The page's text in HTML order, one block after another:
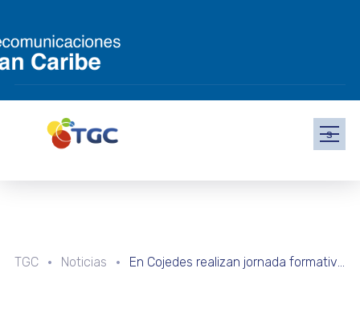
s
TGC Noticias En Cojedes realizan jornada formativa sobre astronomía para niños y niñas en la E.P.B. “Eloy Guillermo González”